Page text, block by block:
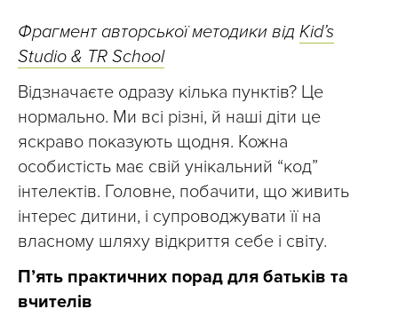
Фрагмент авторської методики від Kid’s
Studio & TR School
Відзначаєте одразу кілька пунктів? Це
нормально. Ми всі різні, й наші діти це
яскраво показують щодня. Кожна
особистість має свій унікальний “код”
інтелектів. Головне, побачити, що живить
інтерес дитини, і супроводжувати її на
власному шляху відкриття себе і світу.
П’ять практичних порад для батьків та
вчителів